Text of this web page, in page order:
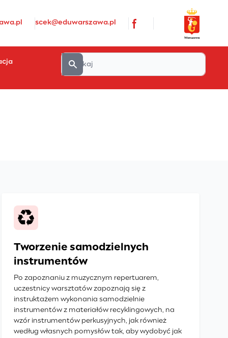
scek@eduwarszawa.pl
Tworzenie samodzielnych
instrumentów
Po zapoznaniu z muzycznym repertuarem,
uczestnicy warsztatów zapoznają się z
instruktażem wykonania samodzielnie
instrumentów z materiałów recyklingowych, na
wzór instrumentów perkusyjnych, jak również
według własnych pomysłów tak, aby wydobyć jak